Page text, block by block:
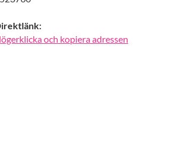
och kopiera adressen